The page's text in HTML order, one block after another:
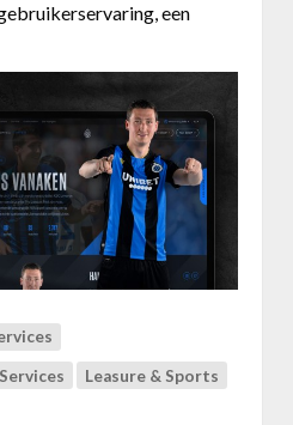
een
Leasure & Sports